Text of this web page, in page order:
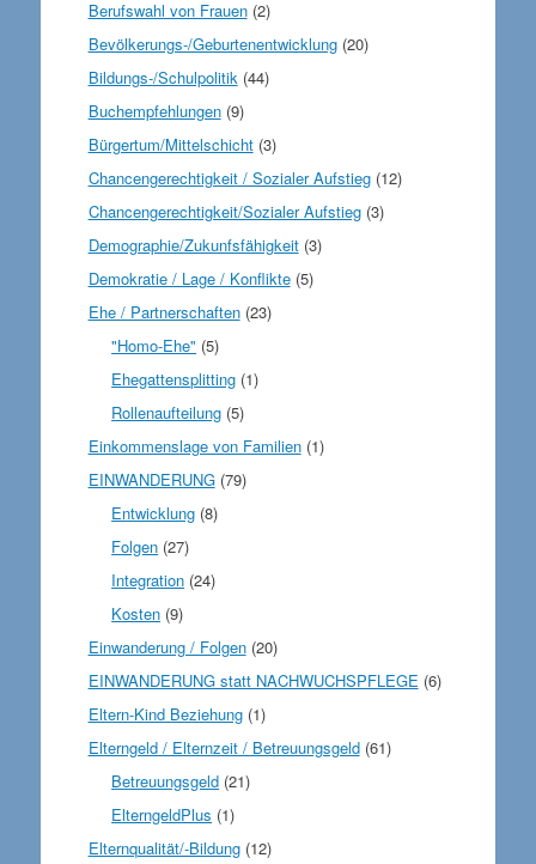
Berufswahl von Frauen(2)
Bevölkerungs-/Geburtenentwicklung(20)
Bildungs-/Schulpolitik(44)
Buchempfehlungen(9)
Bürgertum/Mittelschicht(3)
Chancengerechtigkeit / Sozialer Aufstieg(12)
Chancengerechtigkeit/Sozialer Aufstieg(3)
Demographie/Zukunfsfähigkeit(3)
Demokratie / Lage / Konflikte(5)
Ehe / Partnerschaften(23)
"Homo-Ehe" (5)
Ehegattensplitting (1)
Rollenaufteilung (5)
Einkommenslage von Familien(1)
EINWANDERUNG(79)
Entwicklung (8)
Folgen (27)
Integration (24)
Kosten (9)
Einwanderung / Folgen(20)
EINWANDERUNG statt NACHWUCHSPFLEGE (6)
Eltern-Kind Beziehung(1)
Elterngeld / Elternzeit / Betreuungsgeld(61)
Betreuungsgeld (21)
ElterngeldPlus (1)
Elternqualität/-Bildung(12)